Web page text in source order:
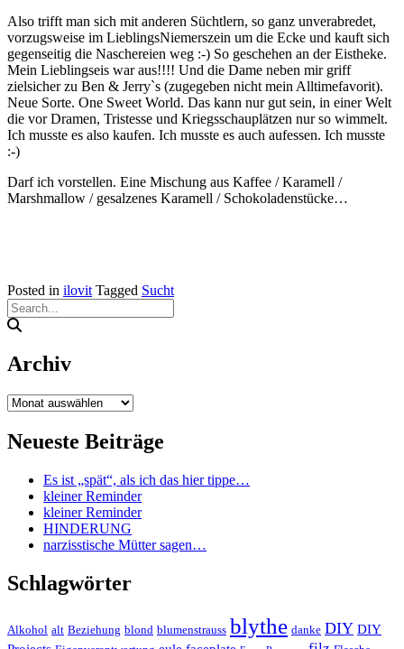
Also trifft man sich mit anderen Süchtlern, so ganz unverabredet,
vorzugsweise im LieblingsNiemerszein um die Ecke und kauft sich
gegenseitig die Naschereien weg :-) So geschehen an der Eistheke.
Mein Lieblingseis war aus!!!! Und die Dame neben mir griff
zielsicher zu Ben & Jerry`s (zugegeben nicht mein Alltimefavorit).
Neue Sorte. One Sweet World. Das kann nur gut sein, in einer Welt
die vor Dramen, Tristesse und Kriegsschauplätzen nur so wimmelt.
Ich musste es also kaufen. Ich musste es auch aufessen. Ich musste
:-)
Darf ich vorstellen. Eine Mischung aus Kaffee / Karamell /
Marshmallow / gesalzenes Karamell / Schokoladenstücke…
Posted in ilovit Tagged Sucht
Archiv
Archiv
Neueste Beiträge
Es ist „spät“, als ich das hier tippe…
kleiner Reminder
kleiner Reminder
HINDERUNG
narzisstische Mütter sagen…
Schlagwörter
Alkohol alt Beziehung blond blumenstrauss blythe danke DIY DIY